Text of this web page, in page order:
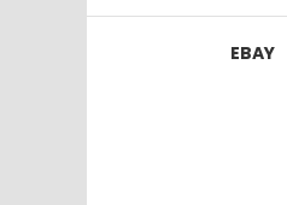
EBAY